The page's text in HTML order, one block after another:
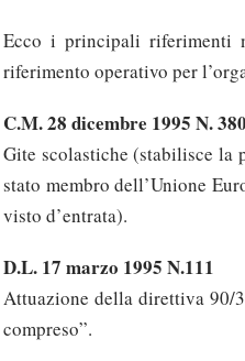
Ecco i principali riferimenti
riferimento operativo per
C.M. 28 dicembre 1995 N. 380
Gite scolastiche (stabilisce la
stato membro dell’Unione
visto d’entrata).
D.L. 17 marzo 1995 N.111
Attuazione della direttiva 90/
compreso”.